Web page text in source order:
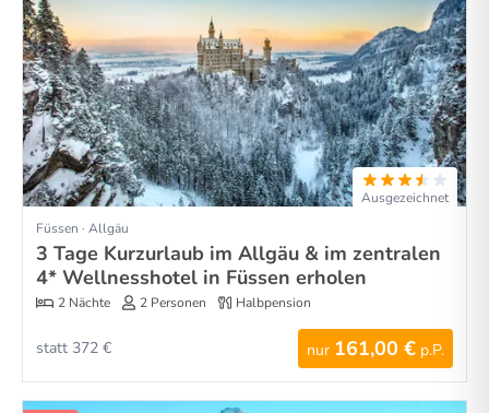
Ausgezeichnet
Füssen · Allgäu
3 Tage Kurzurlaub im Allgäu & im zentralen
4* Wellnesshotel in Füssen erholen
2 Nächte 2 Personen Halbpension
nur 161,00 € p.P.
statt 372 €